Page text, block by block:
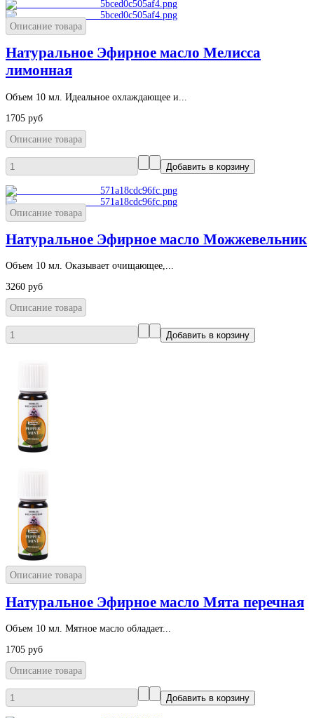
Описание товара
Натуральное Эфирное масло Мелисса
лимонная
Объем 10 мл. Идеальное охлаждающее и...
1705 руб
Описание товара
Описание товара
Натуральное Эфирное масло Можжевельник
Объем 10 мл. Оказывает очищающее,...
3260 руб
Описание товара
Описание товара
Натуральное Эфирное масло Мята перечная
Объем 10 мл. Мятное масло обладает...
1705 руб
Описание товара